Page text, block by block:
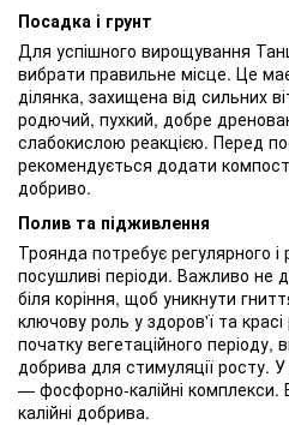
Посадка і грунт
Для успішного вирощування
вибрати правильне місце. Це
ділянка, захищена від сильних
родючий, пухкий, добре
слабокислою реакцією. Перед
рекомендується додати
добриво.
Полив та підживлення
Троянда потребує регулярного
посушливі періоди. Важливо не
біля коріння, щоб уникнути
ключову роль у здоров'ї та
початку вегетаційного періоду,
добрива для стимуляції росту. У
— фосфорно-калійні комплекси.
калійні добрива.